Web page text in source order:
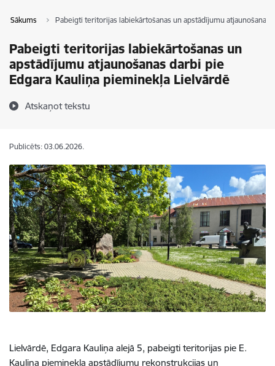
Sākums Pabeigti teritorijas labiekārtošanas un apstādījumu atjaunošanas
Pabeigti teritorijas labiekārtošanas un
apstādījumu atjaunošanas darbi pie
Edgara Kauliņa pieminekļa Lielvārdē
Atskaņot tekstu
Publicēts: 03.06.2026.
Lielvārdē, Edgara Kauliņa alejā 5, pabeigti teritorijas pie E.
Kauliņa pieminekļa apstādījumu rekonstrukcijas un